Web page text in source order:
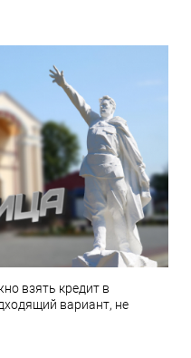
взять кредит в
вариант, не